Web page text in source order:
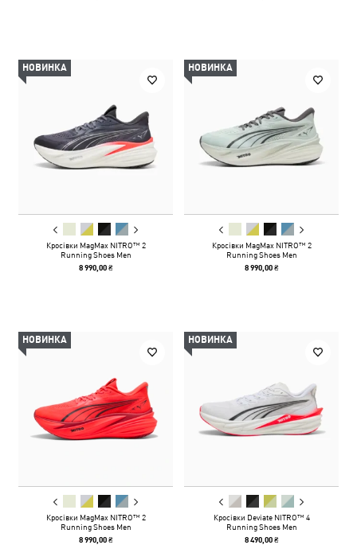
НОВИНКА
Кросівки MagMax NITRO™ 2
Running Shoes Men
8 990,00 ₴
НОВИНКА
Кросівки MagMax NITRO™ 2
Running Shoes Men
8 990,00 ₴
НОВИНКА
Кросівки MagMax NITRO™ 2
Running Shoes Men
8 990,00 ₴
НОВИНКА
Кросівки Deviate NITRO™ 4
Running Shoes Men
8 490,00 ₴